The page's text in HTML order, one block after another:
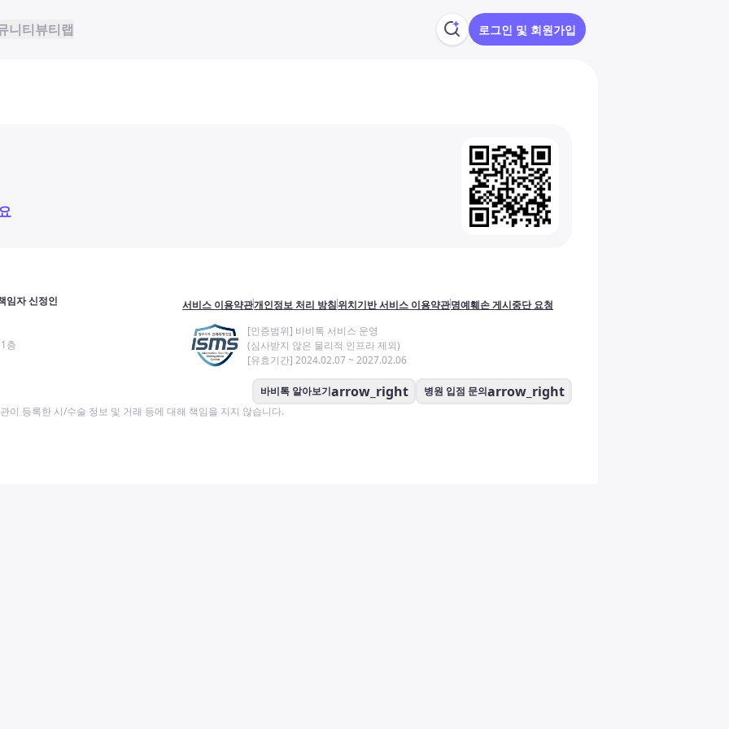
니티뷰티랩 로그인 및 회원가입
임자 신정인
층
서비스 이용약관개인정보 처리 방침위치기반 서비스 이용약관명예훼손 게시중단 요청
[인증범위] 바비톡 서비스 운영
(심사받지 않은 물리적 인프라 제외)
[유효기간] 2024.02.07 ~ 2027.02.06
바비톡 알아보기arrow_right 병원 입점 문의arrow_right
이 등록한 시/수술 정보 및 거래 등에 대해 책임을 지지 않습니다.